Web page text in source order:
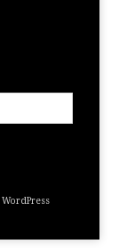
WordPress